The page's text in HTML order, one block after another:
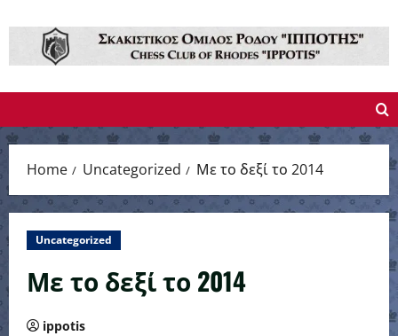
content
Home Uncategorized Με το δεξί το 2014
Uncategorized
Με το δεξί το 2014
ippotis